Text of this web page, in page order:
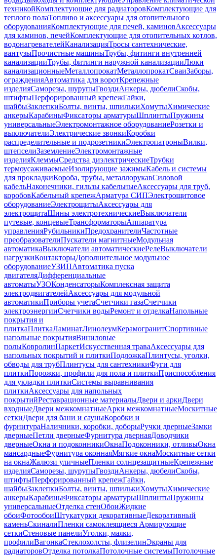
техникойКомплектующие для радиаторовКомплектующие для
теплого полаТопливо и аксессуары для отопительного
оборудованияКомплектующие для печей, каминовАксессуары
для каминов, печейКомплектующие для отопительных котлов,
водонагревателейКанализацияТросы сантехнические,
вантузыПрочистные машиныТрубы, фитинги внутренней
канализацииТрубы, фитинги наружной канализацииЛюки
канализационныеМеталлопрокатМеталлопрокатСваиЗаборы,
огражденияАвтоматика для воротКрепежные
изделияСаморезы, шурупыГвоздиАнкеры, дюбелиСкобы,
штифтыПерфорированный крепежГайки,
шайбыЗаклепкиБолты, винты, шпилькиХомутыХимические
анкерыКарабиныФиксаторы арматурыШплинтыПружины
универсальныеЭлектромонтажное оборудованиеРозетки и
выключателиЭлектрические звонкиКоробки
распределительные и подрозетникиЭлектропатроныВилки,
штепселиЗаземлениеЭлектромонтажные
изделияКлеммыСредства диэлектрическиеТрубки
термоусаживаемыеИзолирующие зажимыКабель и системы
для прокладкиКороба, трубы, металлорукавСиловой
кабельНаконечники, гильзы кабельныеАксессуары для труб,
коробовКабельный крепежАрматура СИПЭлектрощитовое
оборудованиеЭлектрощитыАксессуары для
электрощитаШины электротехническиеВыключатели
путевые, концевыеТрансформаторыАппаратура
управленияРубильникиПредохранителиЧастотные
преобразователиПускатели магнитныеМодульная
автоматикаВыключатели автоматическиеРелеВыключатели
нагрузкиКонтакторыДополнительное модульное
оборудованиеУЗИПАвтоматика пуска
двигателяДифференциальные
автоматыУЗОКонденсаторыКомплексная защита
электродвигателейАксессуары для модульной
автоматикиПриборы учетаСчетчики газаСчетчики
электроэнергииСчетчики водыРемонт и отделкаНапольные
покрытия и
плиткаПлиткаЛаминатЛинолеумКерамогранитСпортивные
напольные покрытияВиниловые
полыКовролинПаркетИскусственная траваАксессуары для
напольных покрытий и плиткиПодложкаПлинтусы, уголки,
обводы для трубПлинтусы для сантехникиФуги для
плиткиПорожки, профили для пола и плиткиПриспособления
для укладки плиткиСистемы выравнивания
плиткиАксессуары для напольных
покрытийРеставрационные материалыДвери и аркиДвери
входныеДвери межкомнатныеАрки межкомнатныеМоскитные
сеткиДвери для бани и сауныКоробки и
фурнитураНаличники, коробки, доборыРучки дверныеЗамки
дверныеПетли дверныеФурнитура двернаяДоводчики
дверныеОкна и подоконникиОкнаПодоконники, отливыОкна
мансардныеФурнитура оконнаяМягкие окнаМоскитные сетки
на окнаЖалюзи уличныеПленки солнцезащитныеКрепежные
изделияСаморезы, шурупыГвоздиАнкеры, дюбелиСкобы,
штифтыПерфорированный крепежГайки,
шайбыЗаклепкиБолты, винты, шпилькиХомутыХимические
анкерыКарабиныФиксаторы арматурыШплинтыПружины
универсальныеОтделка стенОбоиЖидкие
обоиФотообоиШтукатурки декоративныеДекоративный
каменьСкиналиПленки самоклеящиеся Армирующие
сеткиСтеновые панелиУголки, маяки,
профилиВагонкаСтеклохолсты, флизелинЭкраны для
радиаторовОтделка потолкаПотолочные системыПотолочные